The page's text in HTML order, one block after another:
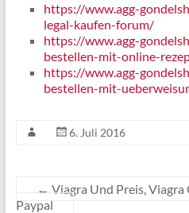
https://www.agg-
legal-kaufen-forum/
https://www.agg-
bestellen-mit-online-
https://www.agg-
bestellen-mit-
6. Juli 2016
← Viagra Und Preis,
Paypal